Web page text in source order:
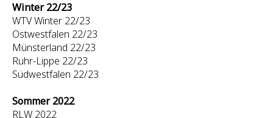
Winter 22/23
WTV Winter 22/23
Ostwestfalen 22/23
Münsterland 22/23
Ruhr-Lippe 22/23
Südwestfalen 22/23
Sommer 2022
RLW 2022